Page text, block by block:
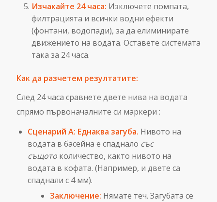
Изчакайте 24 часа: Изключете помпата,
филтрацията и всички водни ефекти
(фонтани, водопади), за да елиминирате
движението на водата. Оставете системата
така за 24 часа.
Как да разчетем резултатите:
След 24 часа сравнете двете нива на водата
спрямо първоначалните си маркери :
Сценарий А: Еднаква загуба. Нивото на
водата в басейна е спаднало със
същотоколичество, както нивото на
водата в кофата. (Например, и двете са
спаднали с 4 мм).
Заключение: Нямате теч. Загубата се